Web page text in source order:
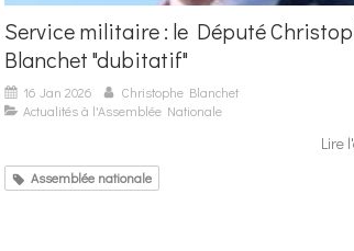
Service militaire : le Député
Blanchet "dubitatif"
16 Jan 2026
Christophe Blanchet
Actualités à l'Assemblée Nationale
Lire
Assemblée nationale